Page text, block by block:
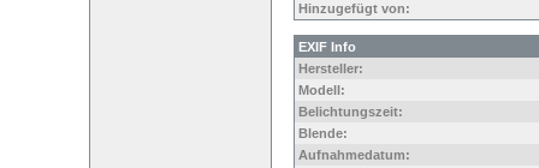
Hinzugefügt von:
EXIF Info
Hersteller:
Modell:
Belichtungszeit:
Blende:
Aufnahmedatum: